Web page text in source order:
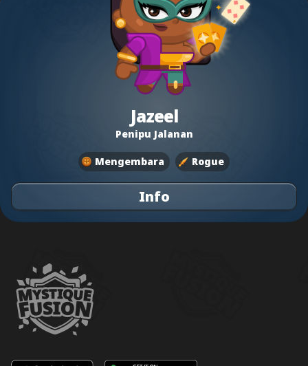
Jazeel
Penipu Jalanan
Mengembara Rogue
Info